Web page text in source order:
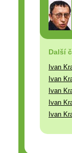
Další
Ivan
Ivan
Ivan
Ivan
Ivan